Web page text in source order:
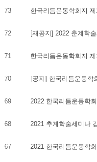
73 한국리듬운동학회지
72 [재공지] 2022 춘계학
71 한국리듬운동학회지
70 [공지] 한국리듬운동학
69 2022 한국리듬운동학
68 2021 추계학술세미나
67 2021 한국리듬운동학